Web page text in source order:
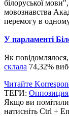
білоруської
мовознавства
перемогу в одному
У парламенті
Як повідомлялося,
склала 74,32%
Читайте
ТЕГИ: Оппозиция
Якщо ви помітили
натисніть Ctrl +